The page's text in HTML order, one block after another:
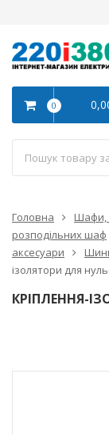
0
Головна Шафи,
розподільних шаф
аксесуари
ізолятори для
КРІПЛЕННЯ-